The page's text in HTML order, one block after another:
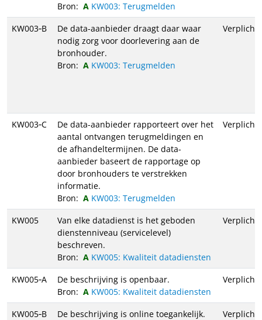
Bron:
KW003: Terugmelden
KW003‑B
De data-aanbieder draagt daar waar
nodig zorg voor doorlevering aan de
bronhouder.
Bron:
KW003: Terugmelden
Verplicht
KW003‑C
De data-aanbieder rapporteert over het
aantal ontvangen terugmeldingen en
de afhandeltermijnen. De data-
aanbieder baseert de rapportage op
door bronhouders te verstrekken
informatie.
Bron:
KW003: Terugmelden
Verplicht
KW005
Van elke datadienst is het geboden
dienstenniveau (servicelevel)
beschreven.
Bron:
KW005: Kwaliteit datadiensten
Verplicht
KW005‑A
De beschrijving is openbaar.
Bron:
KW005: Kwaliteit datadiensten
Verplicht
KW005‑B
De beschrijving is online toegankelijk.
Verplicht